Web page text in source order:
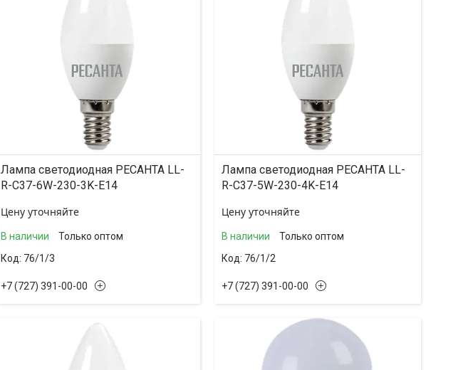
Лампа светодиодная РЕСАНТА LL-
R-C37-6W-230-3K-E14
Цену уточняйте
В наличии
Только оптом
76/1/3
+7 (727) 391-00-00
Лампа светодиодная РЕСАНТА LL-
R-C37-5W-230-4K-E14
Цену уточняйте
В наличии
Только оптом
76/1/2
+7 (727) 391-00-00